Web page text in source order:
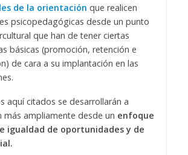
de la orientación que realicen
psicopedagógicas desde un punto
que han de tener ciertas
básicas (promoción, retención e
de cara a su implantación en las
aquí citados se desarrollarán a
más ampliamente desde un enfoque
igualdad de oportunidades y de